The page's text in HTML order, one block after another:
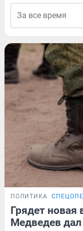
ПОЛИТИКА
Грядет новая
Медведев дал